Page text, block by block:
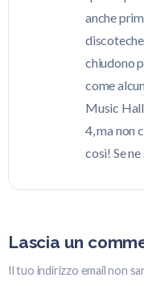
anche
chiudono
come
Music
4, ma non
così! Se
Lascia un
Il tuo indirizzo email non